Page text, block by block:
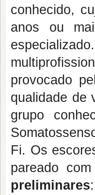
conhecido,
anos ou
provocado
qualidade de
grupo
Fi. Os
pareado
preliminares